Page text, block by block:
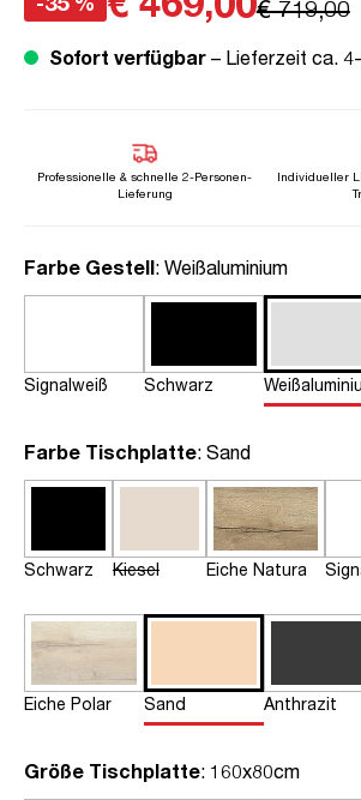
€ 719,00
Sofort verfügbar– Lieferzeit ca.
Professionelle & schnelle 2-Personen-
Lieferung
Individueller
Farbe Gestellauswählen
: Weißaluminium
Signalweiß Schwarz
Farbe Tischplatteauswählen
: Sand
Schwarz Kiesel Eiche Natura
Eiche Polar Sand Anthrazit
Größe Tischplatteauswählen
: 160x80cm